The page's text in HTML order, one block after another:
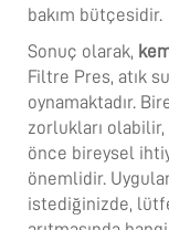
bakım bütçesidir.
Sonuç olarak,
Filtre Pres, atık
oynamaktadır.
zorlukları olabilir,
önce bireysel
önemlidir.
istediğinizde,